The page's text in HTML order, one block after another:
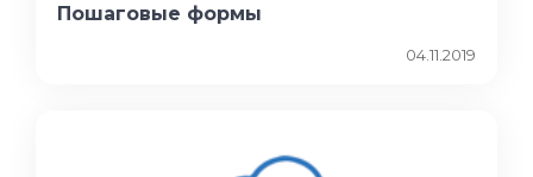
Пошаговые формы
04.11.2019